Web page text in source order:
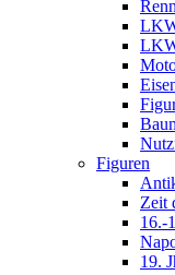
Figuren
Zeit
16.-
19.